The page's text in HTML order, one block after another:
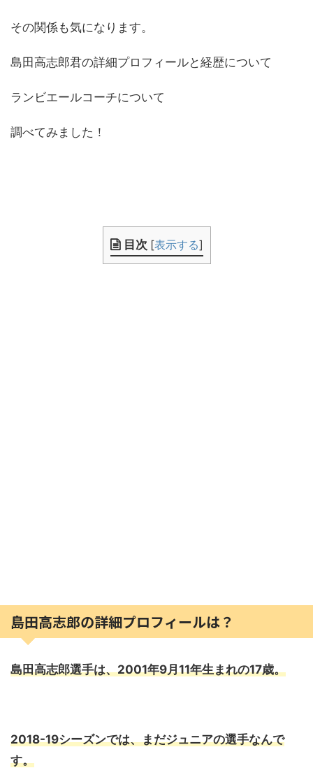
その関係も気になります。
島田高志郎君の詳細プロフィールと経歴について
ランビエールコーチについて
調べてみました！
目次 [表示する]
島田高志郎の詳細プロフィールは？
島田高志郎選手は、2001年9月11年生まれの17歳。
2018-19シーズンでは、まだジュニアの選手なんで
す。